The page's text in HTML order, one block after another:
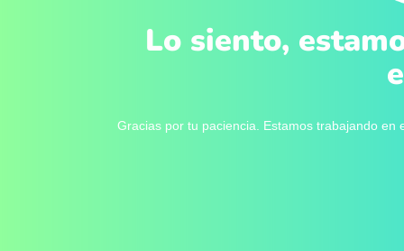
Lo siento,
Gracias por tu paciencia. Estamos trabajando en